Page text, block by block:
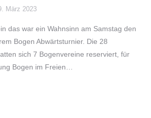
März 2023
das war ein Wahnsinn am Samstag den
Bogen Abwärtsturnier. Die 28
sich 7 Bogenvereine reserviert, für
Bogen im Freien…